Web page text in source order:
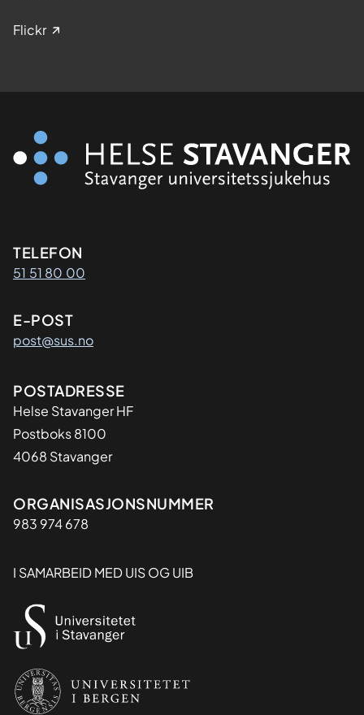
Flickr
Kontaktinformasjon
TELEFON
51 51 80 00
E-POST
post@sus.no
Adresse
POSTADRESSE
Helse Stavanger HF
Postboks 8100
4068 Stavanger
Organisasjon
ORGANISASJONSNUMMER
983 974 678
I SAMARBEID MED UIS OG UIB